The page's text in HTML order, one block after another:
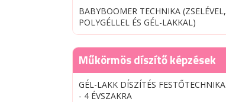
BABYBOOMER TECHNIKA (ZSELÉVEL,
POLYGÉLLEL ÉS GÉL-LAKKAL)
Műkörmös díszítő képzések
GÉL-LAKK DÍSZÍTÉS FESTŐTECHNIKA
- 4 ÉVSZAKRA